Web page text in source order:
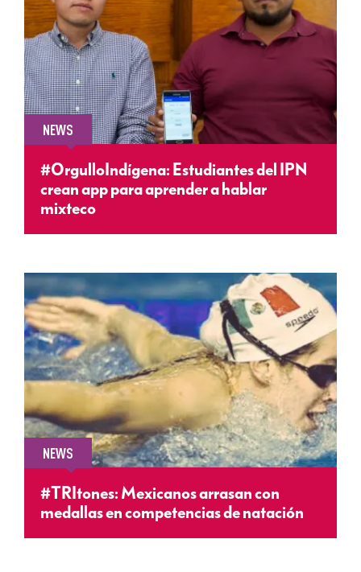
NEWS
#OrgulloIndígena: Estudiantes del IPN
crean app para aprender a hablar
mixteco
NEWS
#TRItones: Mexicanos arrasan con
medallas en competencias de natación